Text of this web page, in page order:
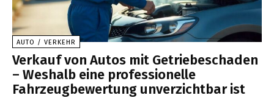
AUTO / VERKEHR
Verkauf von Autos mit Getriebeschaden
– Weshalb eine professionelle
Fahrzeugbewertung unverzichtbar ist